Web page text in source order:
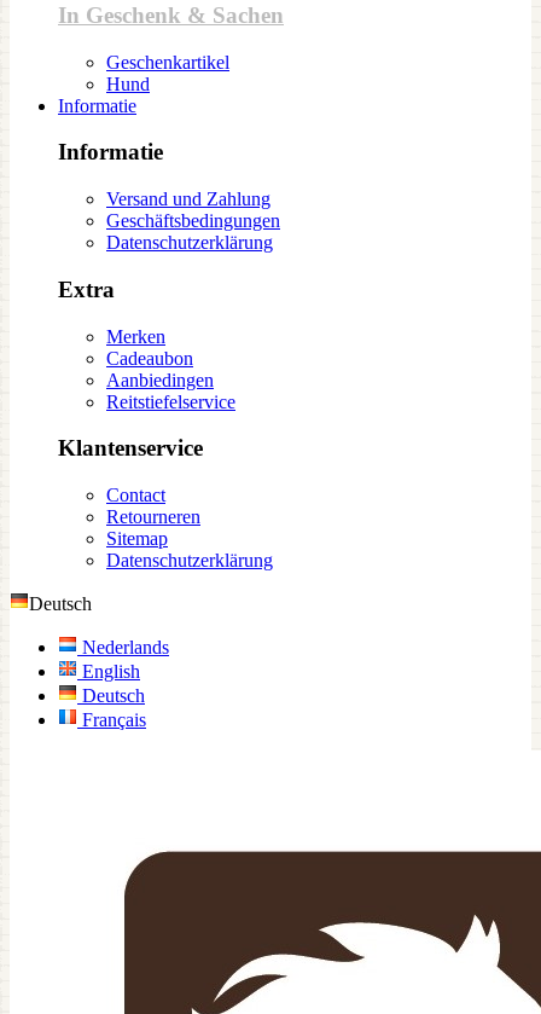
In Geschenk & Sachen
Geschenkartikel
Hund
Informatie
Informatie
Versand und Zahlung
Geschäftsbedingungen
Datenschutzerklärung
Extra
Merken
Cadeaubon
Aanbiedingen
Reitstiefelservice
Klantenservice
Contact
Retourneren
Sitemap
Datenschutzerklärung
Deutsch
Nederlands
English
Deutsch
Français